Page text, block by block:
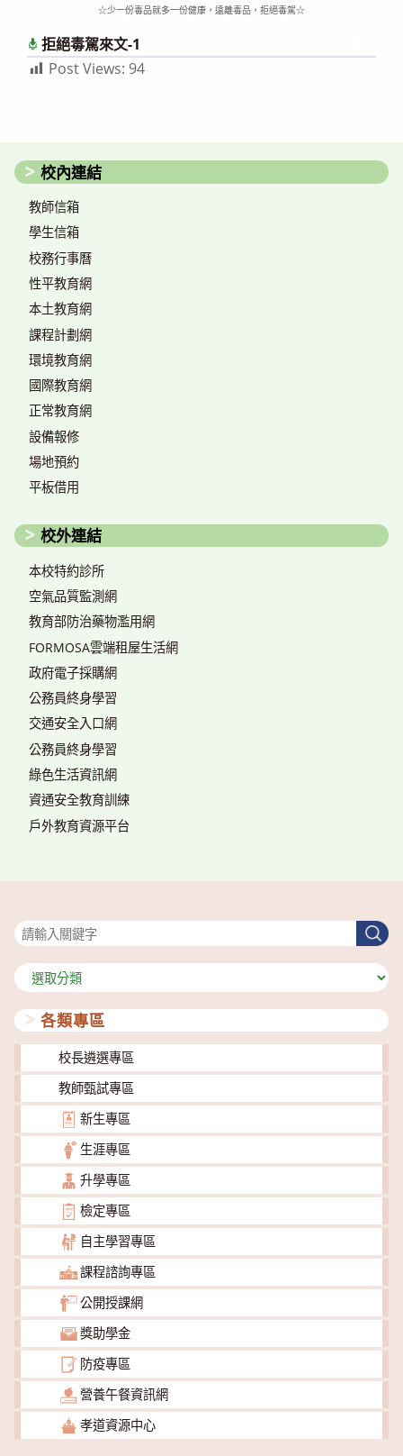
☆少一份毒品就多一份健康，遠離毒品，拒絕毒駕☆
拒絕毒駕來文-1
Post Views: 94
校內連結
教師信箱
學生信箱
校務行事曆
性平教育網
本土教育網
課程計劃網
環境教育網
國際教育網
正常教育網
設備報修
場地預約
平板借用
校外連結
本校特約診所
空氣品質監測網
教育部防治藥物濫用網
FORMOSA雲端租屋生活網
政府電子採購網
公務員終身學習
交通安全入口網
公務員終身學習
綠色生活資訊網
資通安全教育訓練
戶外教育資源平台
搜
尋
分
類
各類專區
校長遴選專區
教師甄試專區
新生專區
生涯專區
升學專區
檢定專區
自主學習專區
課程諮詢專區
公開授課網
獎助學金
防疫專區
營養午餐資訊網
孝道資源中心